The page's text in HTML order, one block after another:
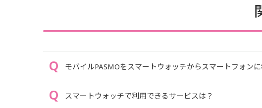
モバイルPASMOをスマートウォッチからスマートフォンに
スマートウォッチで利用できるサービスは？